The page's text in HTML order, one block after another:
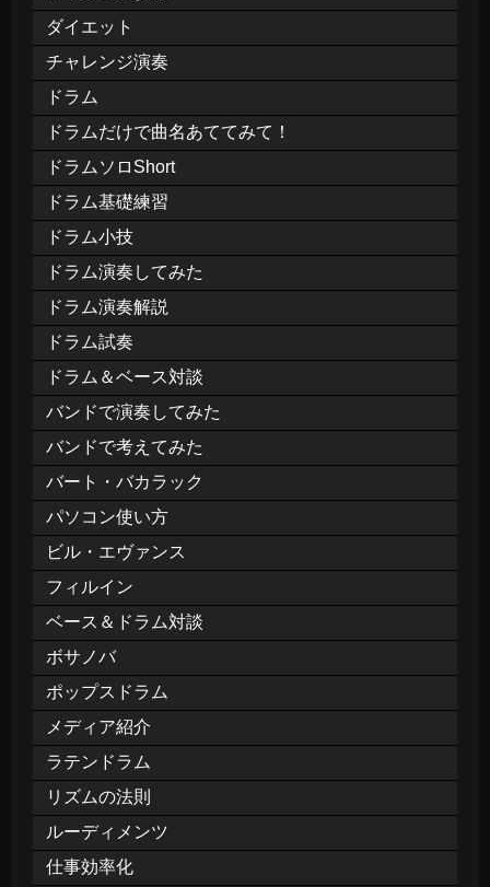
ダイエット
チャレンジ演奏
ドラム
ドラムだけで曲名あててみて！
ドラムソロShort
ドラム基礎練習
ドラム小技
ドラム演奏してみた
ドラム演奏解説
ドラム試奏
ドラム＆ベース対談
バンドで演奏してみた
バンドで考えてみた
バート・バカラック
パソコン使い方
ビル・エヴァンス
フィルイン
ベース＆ドラム対談
ボサノバ
ポップスドラム
メディア紹介
ラテンドラム
リズムの法則
ルーディメンツ
仕事効率化